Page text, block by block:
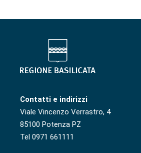
Contatti e indirizzi
Viale Vincenzo Verrastro, 4
85100 Potenza PZ
Tel 0971 661111